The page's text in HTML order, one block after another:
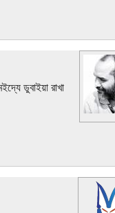
ডুবাইয়া রাখা